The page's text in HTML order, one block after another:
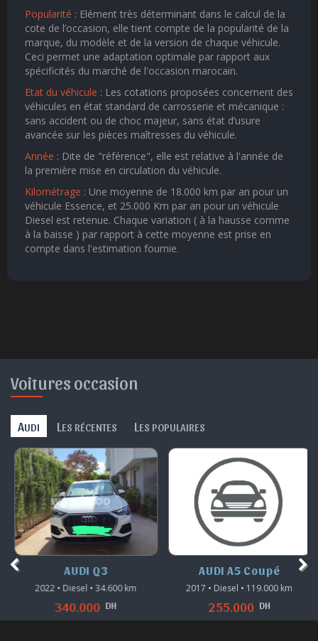
Popularité : Elément très déterminant dans le calcul de la
cote de l’occasion, elle tient compte de la popularité de la
marque, du modèle et de la version de chaque véhicule.
Ceci permet une adaptation optimale par rapport aux
spécificités du marché de l'occasion marocain.
Etat du véhicule : Les cotations proposées concernent des
véhicules en état standard de carrosserie et mécanique :
sans accident ou de choc majeur, sans état d’usure
avancée sur les pièces maîtresses du véhicule.
Année : Dite de "référence", elle est relative à l'année de
la première mise en circulation du véhicule.
Kilométrage : Une moyenne de 18.000 km par an pour un
véhicule Essence, et 25.000 Km par an pour un véhicule
Diesel est retenue. Chaque variation ( à la hausse comme
à la baisse ) par rapport à cette moyenne est prise en
compte dans l'estimation fournie.
Voitures occasion
AUDI L ES RÉCENTES L ES POPULAIRES
AUDI Q3
2022 • Diesel • 34.600 km
340.000 DH
AUDI A5 Coupé
2017 • Diesel • 119.000 km
255.000 DH